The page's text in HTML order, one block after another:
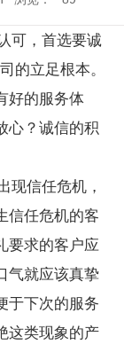
可，首选要诚
的立足根本。
好的服务体
心？诚信的积
信任危机，
信任危机的客
要求的客户应
气就应该真挚
于下次的服务
这类现象的产